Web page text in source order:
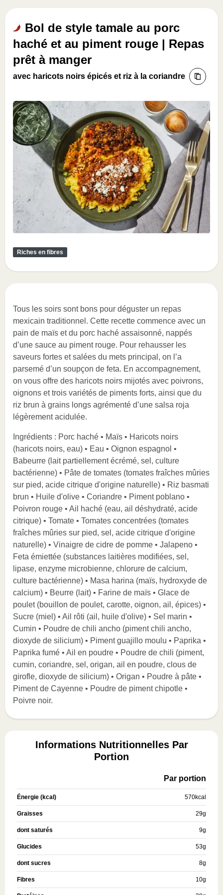
Bol de style tamale au porc
haché et au piment rouge | Repas
prêt à manger
avec haricots noirs épicés et riz à la coriandre
Riches en fibres
Tous les soirs sont bons pour déguster un repas
mexicain traditionnel. Cette recette commence avec un
pain de maïs et du porc haché assaisonné, nappés
d’une sauce au piment rouge. Pour rehausser les
saveurs fortes et salées du mets principal, on l’a
parsemé d’un soupçon de feta. En accompagnement,
on vous offre des haricots noirs mijotés avec poivrons,
oignons et trois variétés de piments forts, ainsi que du
riz brun à grains longs agrémenté d’une salsa roja
légèrement acidulée.
Ingrédients : Porc haché • Maïs • Haricots noirs
(haricots noirs, eau) • Eau • Oignon espagnol •
Babeurre (lait partiellement écrémé, sel, culture
bactérienne) • Pâte de tomates (tomates fraîches mûries
sur pied, acide citrique d'origine naturelle) • Riz basmati
brun • Huile d'olive • Coriandre • Piment poblano •
Poivron rouge • Ail haché (eau, ail déshydraté, acide
citrique) • Tomate • Tomates concentrées (tomates
fraîches mûries sur pied, sel, acide citrique d'origine
naturelle) • Vinaigre de cidre de pomme • Jalapeno •
Feta émiettée (substances laitières modifiées, sel,
lipase, enzyme microbienne, chlorure de calcium,
culture bactérienne) • Masa harina (maïs, hydroxyde de
calcium) • Beurre (lait) • Farine de maïs • Glace de
poulet (bouillon de poulet, carotte, oignon, ail, épices) •
Sucre (miel) • Ail rôti (ail, huile d'olive) • Sel marin •
Cumin • Poudre de chili ancho (piment chili ancho,
dioxyde de silicium) • Piment guajillo moulu • Paprika •
Paprika fumé • Ail en poudre • Poudre de chili (piment,
cumin, coriandre, sel, origan, ail en poudre, clous de
girofle, dioxyde de silicium) • Origan • Poudre à pâte •
Piment de Cayenne • Poudre de piment chipotle •
Poivre noir.
Informations Nutritionnelles Par
Portion
Par portion
Énergie (kcal) 570kcal
Graisses 29g
dont saturés 9g
Glucides 53g
dont sucres 8g
Fibres 10g